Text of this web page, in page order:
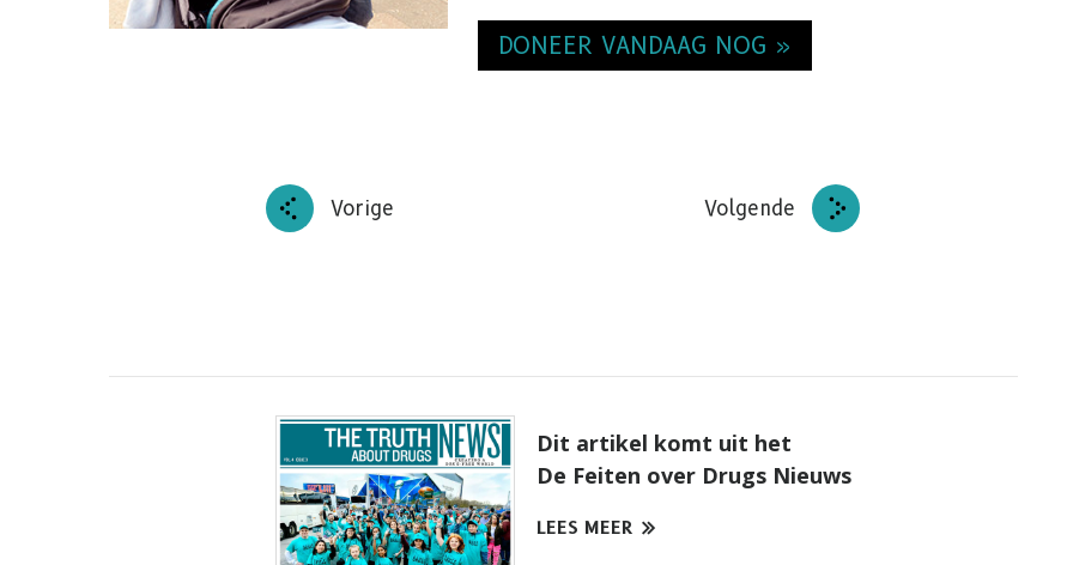
DONEER VANDAAG NOG »
Vorige Volgende
Dit artikel komt uit het
De Feiten over Drugs Nieuws
LEES MEER